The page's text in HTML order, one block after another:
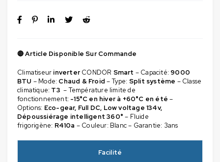
🔴 Article Disponible Sur Commande
Climatiseur inverter CONDOR Smart – Capacité: 9000
BTU – Mode: Chaud & Froid – Type: Split système – Classe
climatique: T3 – Température limite de
fonctionnement: -15°C en hiver à +60°C en été –
Options: Eco-gear, Full DC, Low voltage 134v,
Dépoussiérage intelligent 360° – Fluide
frigorigène: R410a – Couleur: Blanc – Garantie: 3ans
Facilité